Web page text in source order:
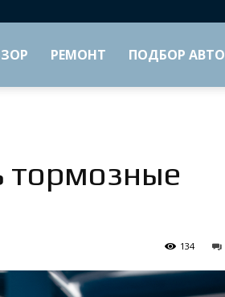
РЕМОНТ ПОДБОР АВТО
тормозные
134